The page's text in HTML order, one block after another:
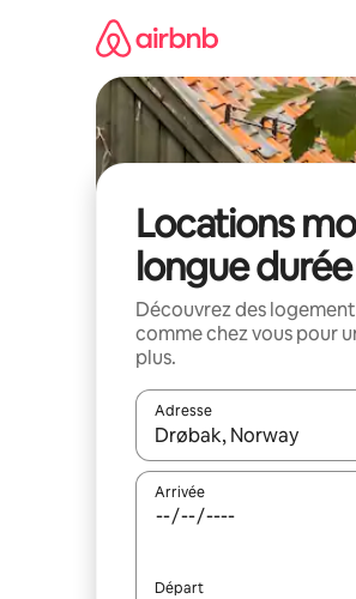
Locations
longue
Découvrez des
comme chez vous pour
plus.
Adresse
Lorsque les résultats
Arrivée
Départ